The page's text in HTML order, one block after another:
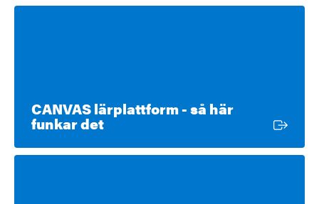
CANVAS lärplattform - så här
funkar detExtern länk